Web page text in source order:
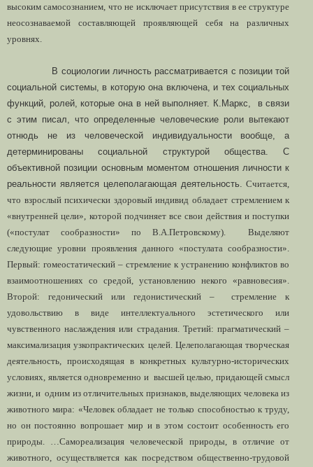
высоким самосознанием, что не исключает присутствия в ее структуре
неосознаваемой составляющей проявляющей себя на различных
уровнях.
В социологии личность рассматривается с позиции той
социальной системы, в которую она включена, и тех социальных
функций, ролей, которые она в ней выполняет. К.Маркс, в связи
с этим писал, что определенные человеческие роли вытекают
отнюдь не из человеческой индивидуальности вообще, а
детерминированы социальной структурой общества. С
объективной позиции основным моментом отношения личности к
реальности является целеполагающая деятельность.Считается,
что взрослый психически здоровый индивид обладает стремлением к
«внутренней цели», которой подчиняет все свои действия и поступки
(«постулат сообразности» по В.А.Петровскому). Выделяют
следующие уровни проявления данного «постулата сообразности».
Первый: гомеостатический – стремление к устранению конфликтов во
взаимоотношениях со средой, установлению некого «равновесия».
Второй: гедонический или гедонистический – стремление к
удовольствию в виде интеллектуального эстетического или
чувственного наслаждения или страдания. Третий: прагматический –
максимализация узкопрактических целей. Целеполагающая творческая
деятельность, происходящая в конкретных культурно-исторических
условиях, является одновременно и высшей целью, придающей смысл
жизни, и одним из отличительных признаков, выделяющих человека из
животного мира: «Человек обладает не только способностью к труду,
но он постоянно вопрошает мир и в этом состоит особенность его
природы. …Самореализация человеческой природы, в отличие от
животного, осуществляется как посредством общественно-трудовой